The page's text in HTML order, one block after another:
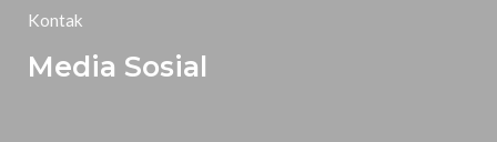
Kontak
Media Sosial